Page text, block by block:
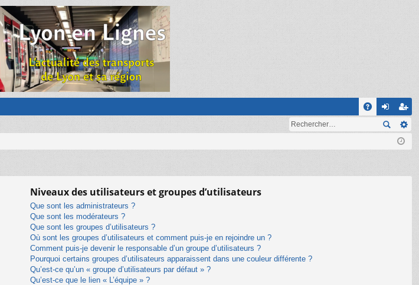
on
on
ns
cri
on
Niveaux des utilisateurs et groupes d’utilisateurs
Que sont les administrateurs ?
Que sont les modérateurs ?
Que sont les groupes d’utilisateurs ?
Où sont les groupes d’utilisateurs et comment puis-je en rejoindre un ?
Comment puis-je devenir le responsable d’un groupe d’utilisateurs ?
Pourquoi certains groupes d’utilisateurs apparaissent dans une couleur différente ?
Qu’est-ce qu’un « groupe d’utilisateurs par défaut » ?
Qu’est-ce que le lien « L’équipe » ?